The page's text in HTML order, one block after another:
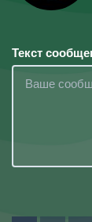
Текст